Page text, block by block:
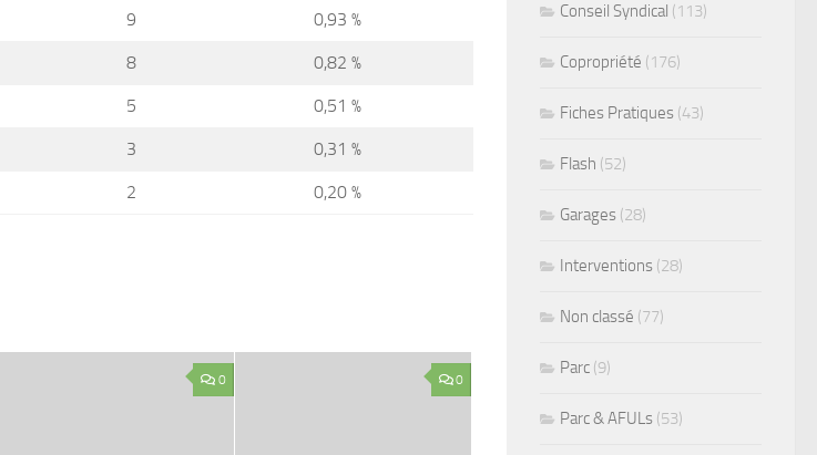
9 0,93 %
8 0,82 %
5 0,51 %
3 0,31 %
2 0,20 %
0 0
Conseil Syndical (113)
Copropriété (176)
Fiches Pratiques (43)
Flash (52)
Garages (28)
Interventions (28)
Non classé (77)
Parc (9)
Parc & AFULs (53)